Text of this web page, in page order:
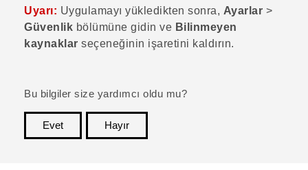
Uyarı: Uygulamayı yükledikten sonra, Ayarlar >
Güvenlik bölümüne gidin ve Bilinmeyen
kaynaklar seçeneğinin işaretini kaldırın.
Bu bilgiler size yardımcı oldu mu?
Evet
Hayır